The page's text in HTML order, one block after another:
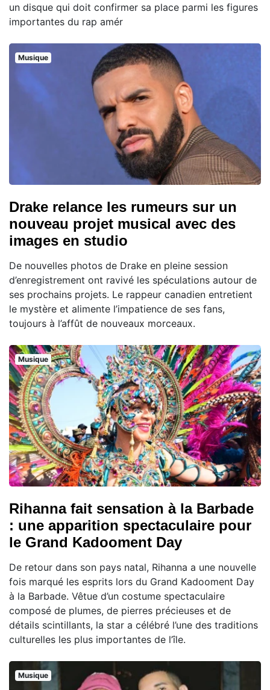
un disque qui doit confirmer sa place parmi les figures
importantes du rap amér
Musique
Drake relance les rumeurs sur un
nouveau projet musical avec des
images en studio
De nouvelles photos de Drake en pleine session
d’enregistrement ont ravivé les spéculations autour de
ses prochains projets. Le rappeur canadien entretient
le mystère et alimente l’impatience de ses fans,
toujours à l’affût de nouveaux morceaux.
Musique
Rihanna fait sensation à la Barbade
: une apparition spectaculaire pour
le Grand Kadooment Day
De retour dans son pays natal, Rihanna a une nouvelle
fois marqué les esprits lors du Grand Kadooment Day
à la Barbade. Vêtue d’un costume spectaculaire
composé de plumes, de pierres précieuses et de
détails scintillants, la star a célébré l’une des traditions
culturelles les plus importantes de l’île.
Musique